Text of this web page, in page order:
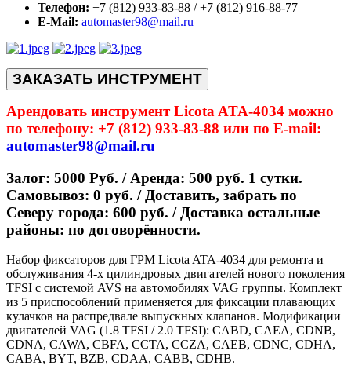
Телефон: +7 (812) 933-83-88 / +7 (812) 916-88-77
E-Mail: automaster98@mail.ru
ЗАКАЗАТЬ ИНСТРУМЕНТ
Арендовать инструмент Licota ATA-4034 можно
по телефону: +7 (812) 933-83-88 или по E-mail:
automaster98@mail.ru
Залог: 5000 Руб. / Аренда: 500 руб. 1 сутки.
Самовывоз: 0 руб. / Доставить, забрать по
Северу города: 600 руб. / Доставка остальные
районы: по договорённости.
Набор фиксаторов для ГРМ Licota ATA-4034 для ремонта и
обслуживания 4-х цилиндровых двигателей нового поколения
TFSI с системой AVS на автомобилях VAG группы. Комплект
из 5 приспособлений применяется для фиксации плавающих
кулачков на распредвале выпускных клапанов. Модификации
двигателей VAG (1.8 TFSI / 2.0 TFSI): CABD, CAEA, CDNB,
CDNA, CAWA, CBFA, CCTA, CCZA, CAEB, CDNC, CDHA,
CABA, BYT, BZB, CDAA, CABB, CDHB.